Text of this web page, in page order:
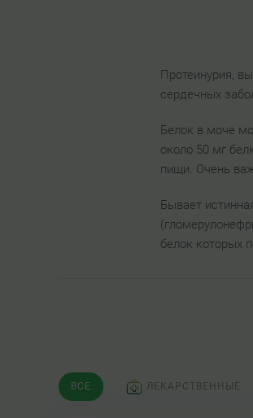
Протеинурия,
сердечных
Белок в моче
около 50 мг
пищи. Очень
Бывает
белок которых
ВСЕ ЛЕКАРСТВЕННЫЕ